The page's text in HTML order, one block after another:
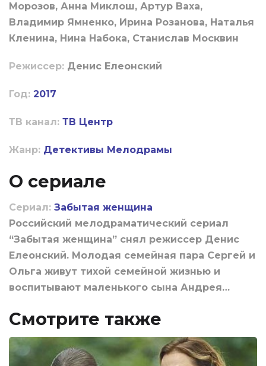
Морозов, Анна Миклош, Артур Ваха,
Владимир Ямненко, Ирина Розанова, Наталья
Кленина, Нина Набока, Станислав Москвин
Режиссер: Денис Елеонский
Год: 2017
ТВ канал: ТВ Центр
Жанр: Детективы Мелодрамы
О сериале
Сериал: Забытая женщина
Российский мелодраматический сериал
“Забытая женщина” снял режиссер Денис
Елеонский. Молодая семейная пара Сергей и
Ольга живут тихой семейной жизнью и
воспитывают маленького сына Андрея…
Смотрите также